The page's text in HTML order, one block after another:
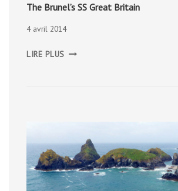
The Brunel’s SS Great Britain
4 avril 2014
LIRE PLUS BRUNEL’S